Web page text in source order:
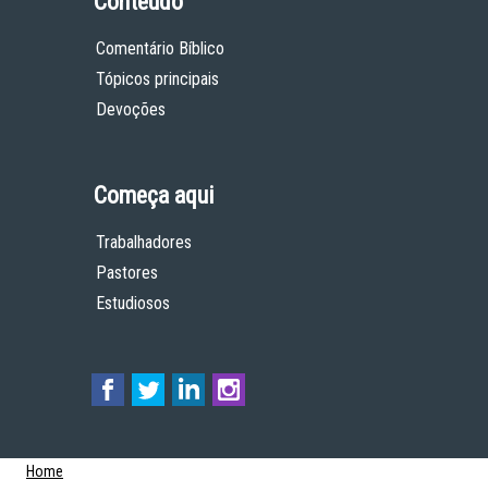
Comentário Bíblico
Tópicos principais
Devoções
Começa aqui
Trabalhadores
Pastores
Estudiosos
Home